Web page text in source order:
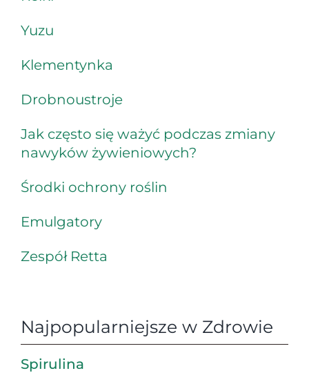
Yuzu
Klementynka
Drobnoustroje
Jak często się ważyć podczas zmiany
nawyków żywieniowych?
Środki ochrony roślin
Emulgatory
Zespół Retta
Najpopularniejsze w Zdrowie
Spirulina